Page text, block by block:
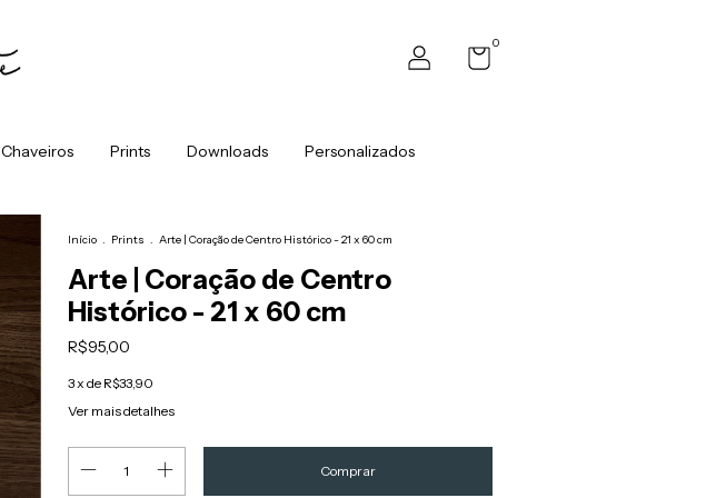
0
Chaveiros Prints Downloads Personalizados
Início . Prints . Arte | Coração de Centro Histórico - 21 x 60 cm
Arte | Coração de Centro
Histórico - 21 x 60 cm
R$95,00
3 x de R$33,90
Ver mais detalhes